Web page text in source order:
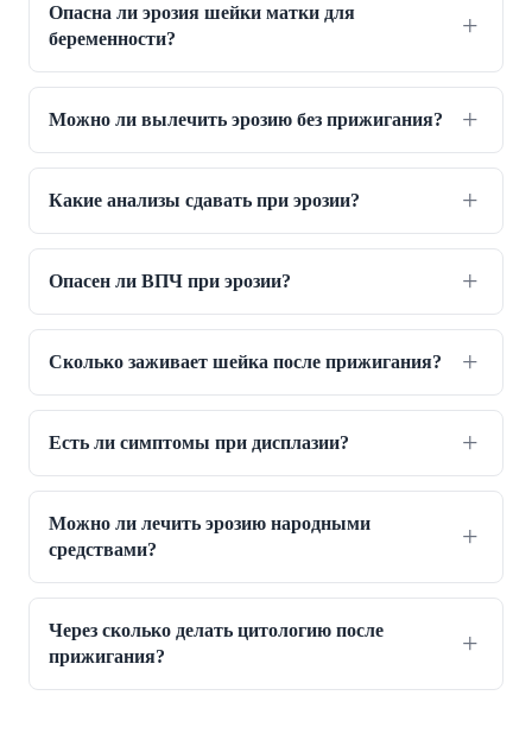
Опасна ли эрозия шейки матки для
беременности?
Можно ли вылечить эрозию без прижигания?
Какие анализы сдавать при эрозии?
Опасен ли ВПЧ при эрозии?
Сколько заживает шейка после прижигания?
Есть ли симптомы при дисплазии?
Можно ли лечить эрозию народными
средствами?
Через сколько делать цитологию после
прижигания?